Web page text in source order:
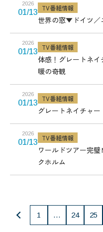
2026
01/13
TV番組情報
世界の窓▼ドイツ／
2026
01/13
TV番組情報
体感！グレートネ
暖の奇観
2026
01/13
TV番組情報
グレートネイチャ
2026
01/13
TV番組情報
ワールドツアー完
クホルム
投
1 … 24 25